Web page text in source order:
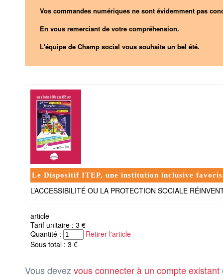
Vos commandes numériques ne sont évidemment pas
En vous remerciant de votre compréhension.
L'équipe de Champ social vous souhaite un bel été.
Le Dispositif ITEP, une institution inclusive
L’ACCESSIBILITÉ OU LA PROTECTION SOCIALE
article
Tarif unitaire : 3 €
Quantité :
Retirer l'article
Sous total : 3 €
Vous devez vous connecter à un compte existant